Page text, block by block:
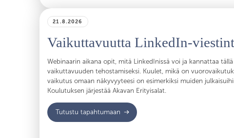
21.8.2026
Vaikuttavuutta LinkedIn-
Webinaarin aikana opit, mitä LinkedInissä voi ja kannattaa
vaikuttavuuden tehostamiseksi. Kuulet, mikä on
vaikutus omaan näkyvyyteesi on esimerkiksi muiden
Koulutuksen järjestää Akavan Erityisalat.
Tutustu tapahtumaan